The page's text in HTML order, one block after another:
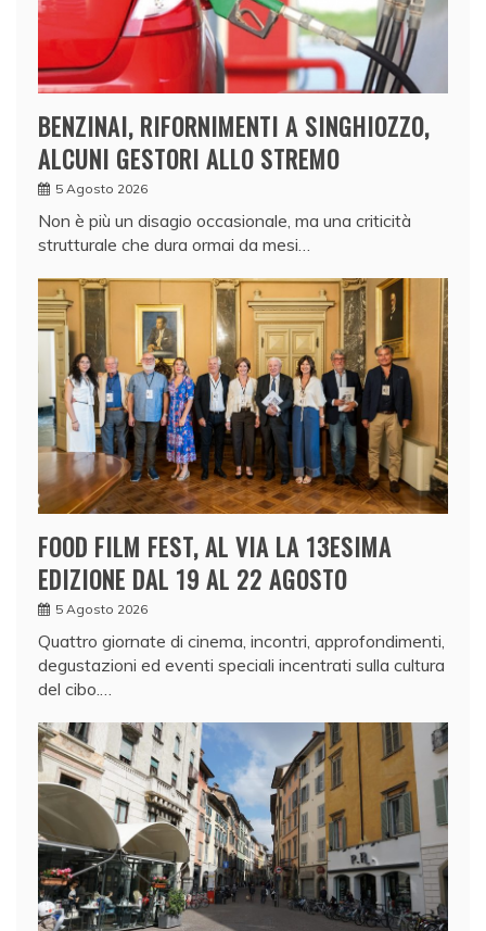
BENZINAI, RIFORNIMENTI A SINGHIOZZO,
ALCUNI GESTORI ALLO STREMO
5 Agosto 2026
Non è più un disagio occasionale, ma una criticità
strutturale che dura ormai da mesi…
FOOD FILM FEST, AL VIA LA 13ESIMA
EDIZIONE DAL 19 AL 22 AGOSTO
5 Agosto 2026
Quattro giornate di cinema, incontri, approfondimenti,
degustazioni ed eventi speciali incentrati sulla cultura
del cibo.…